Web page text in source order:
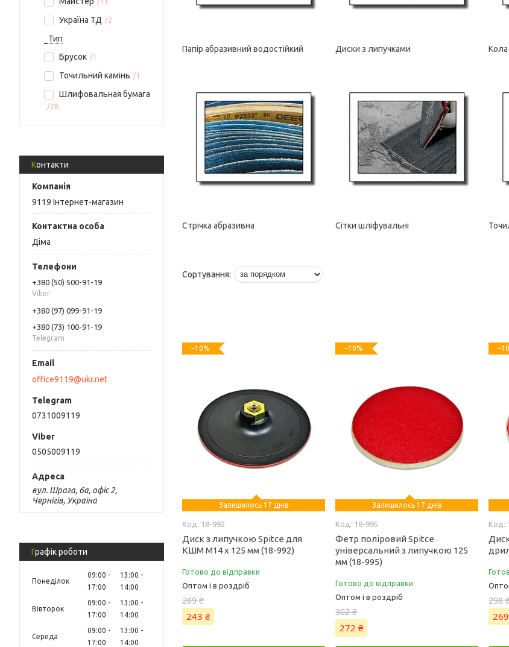
Україна ТД 2
_Тип
Брусок
1
Точильний камінь 1
Шлифовальная бумага
28
Контакти
9119 Інтернет-магазин
Діма
+380 (50) 500-91-19
Viber
+380 (97) 099-91-19
+380 (73) 100-91-19
Telegram
office9119@ukr.net
0731009119
0505009119
вул. Шрага, 6а, офіс 2,
Чернігів, Україна
Графік роботи
Понеділок
09:00
17:00
13:00
14:00
Вівторок
09:00
17:00
13:00
14:00
Середа
09:00
17:00
13:00
14:00
Папір абразивний водостійкий Диски з липучками Кола
Стрічка абразивна Сітки шліфувальні
–10%
Залишилось 17 днів
18-992
Диск з липучкою Spitce для
КШМ М14 х 125 мм (18-992)
Готово до відправки
Оптом і в роздріб
269 ₴
243 ₴
–10%
Залишилось 17 днів
18-995
Фетр поліровий Spitce
універсальний з липучкою 125
мм (18-995)
Готово до відправки
Оптом і в роздріб
302 ₴
272 ₴
298